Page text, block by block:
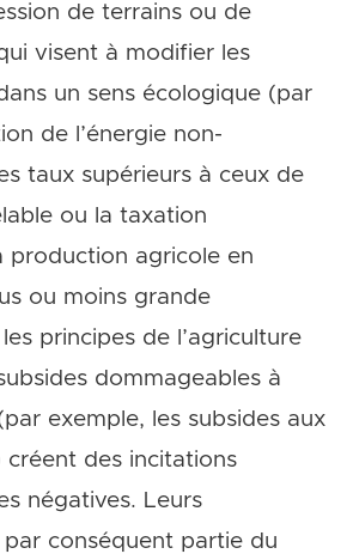
de terrains ou de
visent à modifier les
un sens écologique (par
de l’énergie non-
taux supérieurs à ceux de
ou la taxation
production agricole en
ou moins grande
principes de l’agriculture
dommageables à
exemple, les subsides aux
créent des incitations
négatives. Leurs
conséquent partie du